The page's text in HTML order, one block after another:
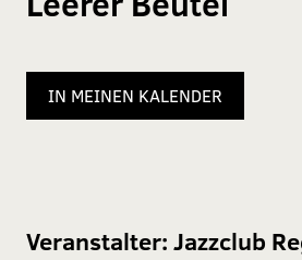
IN MEINEN KALENDER
Veranstalter: Jazzclub